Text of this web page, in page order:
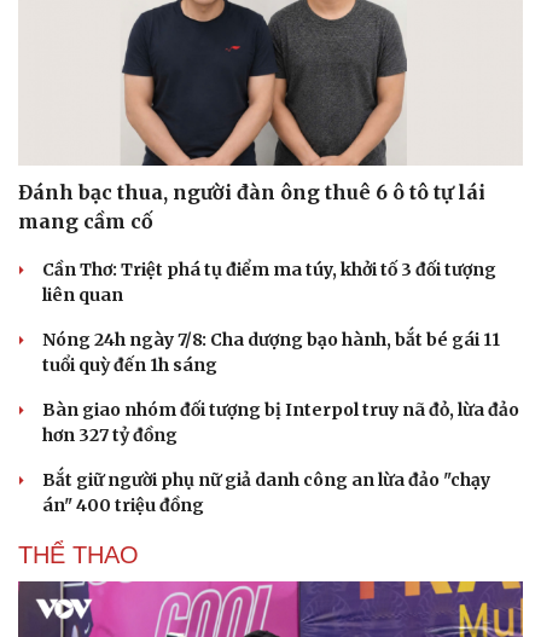
Đánh bạc thua, người đàn ông thuê 6 ô tô tự lái
mang cầm cố
Cần Thơ: Triệt phá tụ điểm ma túy, khởi tố 3 đối tượng
liên quan
Nóng 24h ngày 7/8: Cha dượng bạo hành, bắt bé gái 11
tuổi quỳ đến 1h sáng
Bàn giao nhóm đối tượng bị Interpol truy nã đỏ, lừa đảo
hơn 327 tỷ đồng
Bắt giữ người phụ nữ giả danh công an lừa đảo "chạy
án" 400 triệu đồng
THỂ THAO